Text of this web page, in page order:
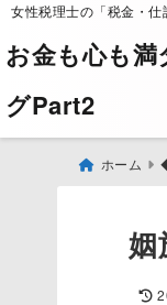
女性税理士の「税金・
お金も心も満
グPart2
ホーム
姻